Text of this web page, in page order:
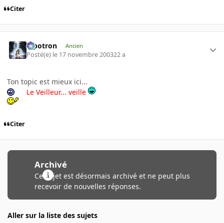
Citer
Pipotron Ancien
Posté(e) le 17 novembre 200322 a
Ton topic est mieux ici...
Le Veilleur... veille
Citer
Archivé
Ce sujet est désormais archivé et ne peut plus
recevoir de nouvelles réponses.
Aller sur la liste des sujets